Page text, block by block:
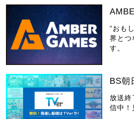
“おも
界とつ
す。
BS朝
放送終
信中！